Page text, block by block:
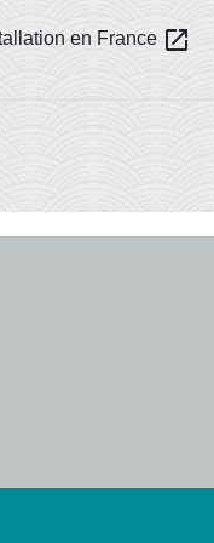
en France open_in_new